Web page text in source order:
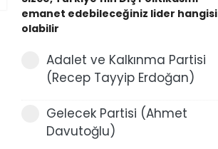
emanet edebileceğiniz lider hangisi
olabilir
Adalet ve Kalkınma Partisi
(Recep Tayyip Erdoğan)
Gelecek Partisi (Ahmet
Davutoğlu)